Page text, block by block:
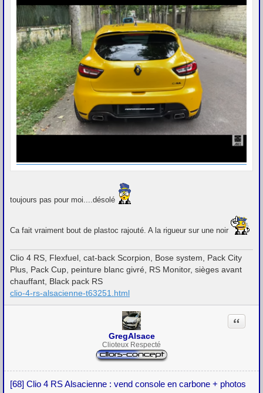
toujours pas pour moi....désolé
Ca fait vraiment bout de plastoc rajouté. A la rigueur sur une noir
Clio 4 RS, Flexfuel, cat-back Scorpion, Bose system, Pack City
Plus, Pack Cup, peinture blanc givré, RS Monitor, sièges avant
chauffant, Black pack RS
clio-4-rs-alsacienne-t63251.html
GregAlsace
Clioteux Respecté
[68] Clio 4 RS Alsacienne : vend console en carbone + photos
Citation